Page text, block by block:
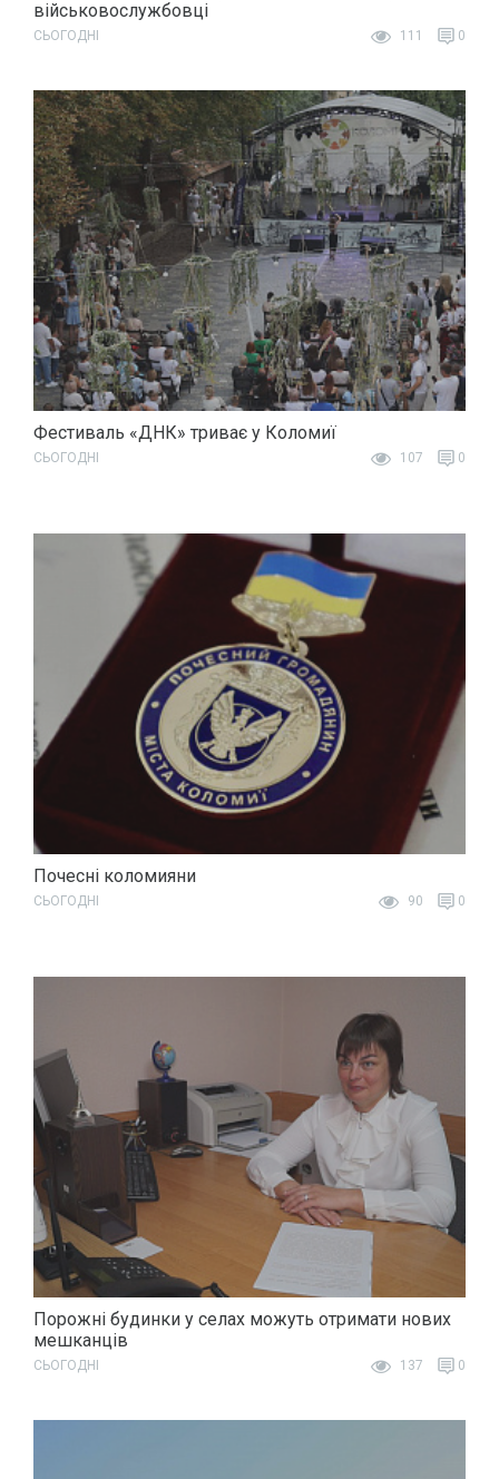
військовослужбовці
СЬОГОДНІ 111 0
Фестиваль «ДНК» триває у Коломиї
СЬОГОДНІ 107 0
Почесні коломияни
СЬОГОДНІ 90 0
Порожні будинки у селах можуть отримати нових
мешканців
СЬОГОДНІ 137 0